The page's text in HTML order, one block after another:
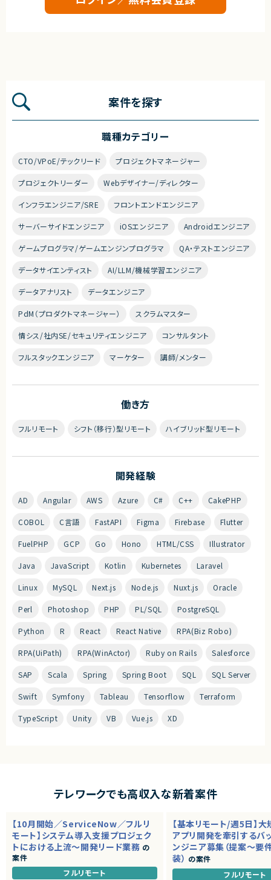
案件を探す
職種カテゴリー
CTO/VPoE/テックリード プロジェクトマネージャー
プロジェクトリーダー Webデザイナー/ディレクター
インフラエンジニア/SRE フロントエンドエンジニア
サーバーサイドエンジニア iOSエンジニア Androidエンジニア
ゲームプログラマ/ゲームエンジンプログラマ QA・テストエンジニア
データサイエンティスト AI/LLM/機械学習エンジニア
データアナリスト データエンジニア
PdM（プロダクトマネージャー） スクラムマスター
情シス/社内SE/セキュリティエンジニア コンサルタント
フルスタックエンジニア マーケター 講師/メンター
働き方
フルリモート シフト（移行）型リモート ハイブリッド型リモート
開発経験
AD Angular AWS Azure C# C++ CakePHP
COBOL C言語 FastAPI Figma Firebase Flutter
FuelPHP GCP Go Hono HTML/CSS Illustrator
Java JavaScript Kotlin Kubernetes Laravel
Linux MySQL Next.js Node.js Nuxt.js Oracle
Perl Photoshop PHP PL/SQL PostgreSQL
Python R React React Native RPA(Biz Robo)
RPA(UiPath) RPA(WinActor) Ruby on Rails Salesforce
SAP Scala Spring Spring Boot SQL SQL Server
Swift Symfony Tableau Tensorflow Terraform
TypeScript Unity VB Vue.js XD
テレワークでも高収入な新着案件
【10月開始／ServiceNow／フルリ
モート】システム導入支援プロジェク
トにおける上流～開発リード業務 の
案件
フルリモート
【基本リモート/週5日】
アプリ開発を牽引するバ
ンジニア募集（提案～要
装） の案件
フルリモート